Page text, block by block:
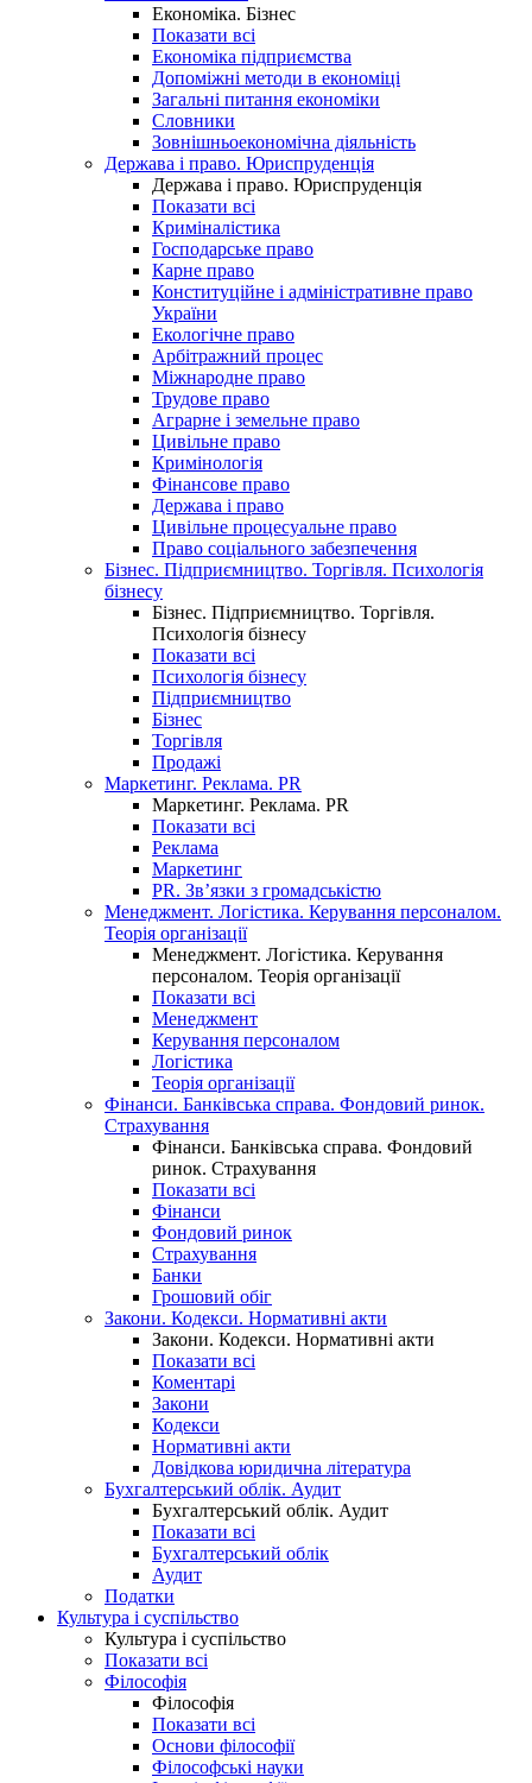
Економіка. Бізнес
Показати всі
Економіка підприємства
Допоміжні методи в економіці
Загальні питання економіки
Словники
Зовнішньоекономічна діяльність
Держава і право. Юриспруденція
Держава і право. Юриспруденція
Показати всі
Криміналістика
Господарське право
Карне право
Конституційне і адміністративне право
України
Екологічне право
Арбітражний процес
Міжнародне право
Трудове право
Аграрне і земельне право
Цивільне право
Кримінологія
Фінансове право
Держава і право
Цивільне процесуальне право
Право соціального забезпечення
Бізнес. Підприємництво. Торгівля. Психологія
бізнесу
Бізнес. Підприємництво. Торгівля.
Психологія бізнесу
Показати всі
Психологія бізнесу
Підприємництво
Бізнес
Торгівля
Продажі
Маркетинг. Реклама. PR
Маркетинг. Реклама. PR
Показати всі
Реклама
Маркетинг
PR. Зв’язки з громадськістю
Менеджмент. Логістика. Керування персоналом.
Теорія організації
Менеджмент. Логістика. Керування
персоналом. Теорія організації
Показати всі
Менеджмент
Керування персоналом
Логістика
Теорія організації
Фінанси. Банківська справа. Фондовий ринок.
Страхування
Фінанси. Банківська справа. Фондовий
ринок. Страхування
Показати всі
Фінанси
Фондовий ринок
Страхування
Банки
Грошовий обіг
Закони. Кодекси. Нормативні акти
Закони. Кодекси. Нормативні акти
Показати всі
Коментарі
Закони
Кодекси
Нормативні акти
Довідкова юридична література
Бухгалтерський облік. Аудит
Бухгалтерський облік. Аудит
Показати всі
Бухгалтерський облік
Аудит
Податки
Культура і суспільство
Культура і суспільство
Показати всі
Філософія
Філософія
Показати всі
Основи філософії
Філософські науки